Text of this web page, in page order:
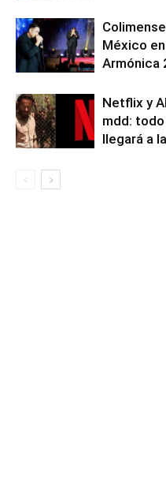
México
Armónica
Netflix y
mdd:
llegará a